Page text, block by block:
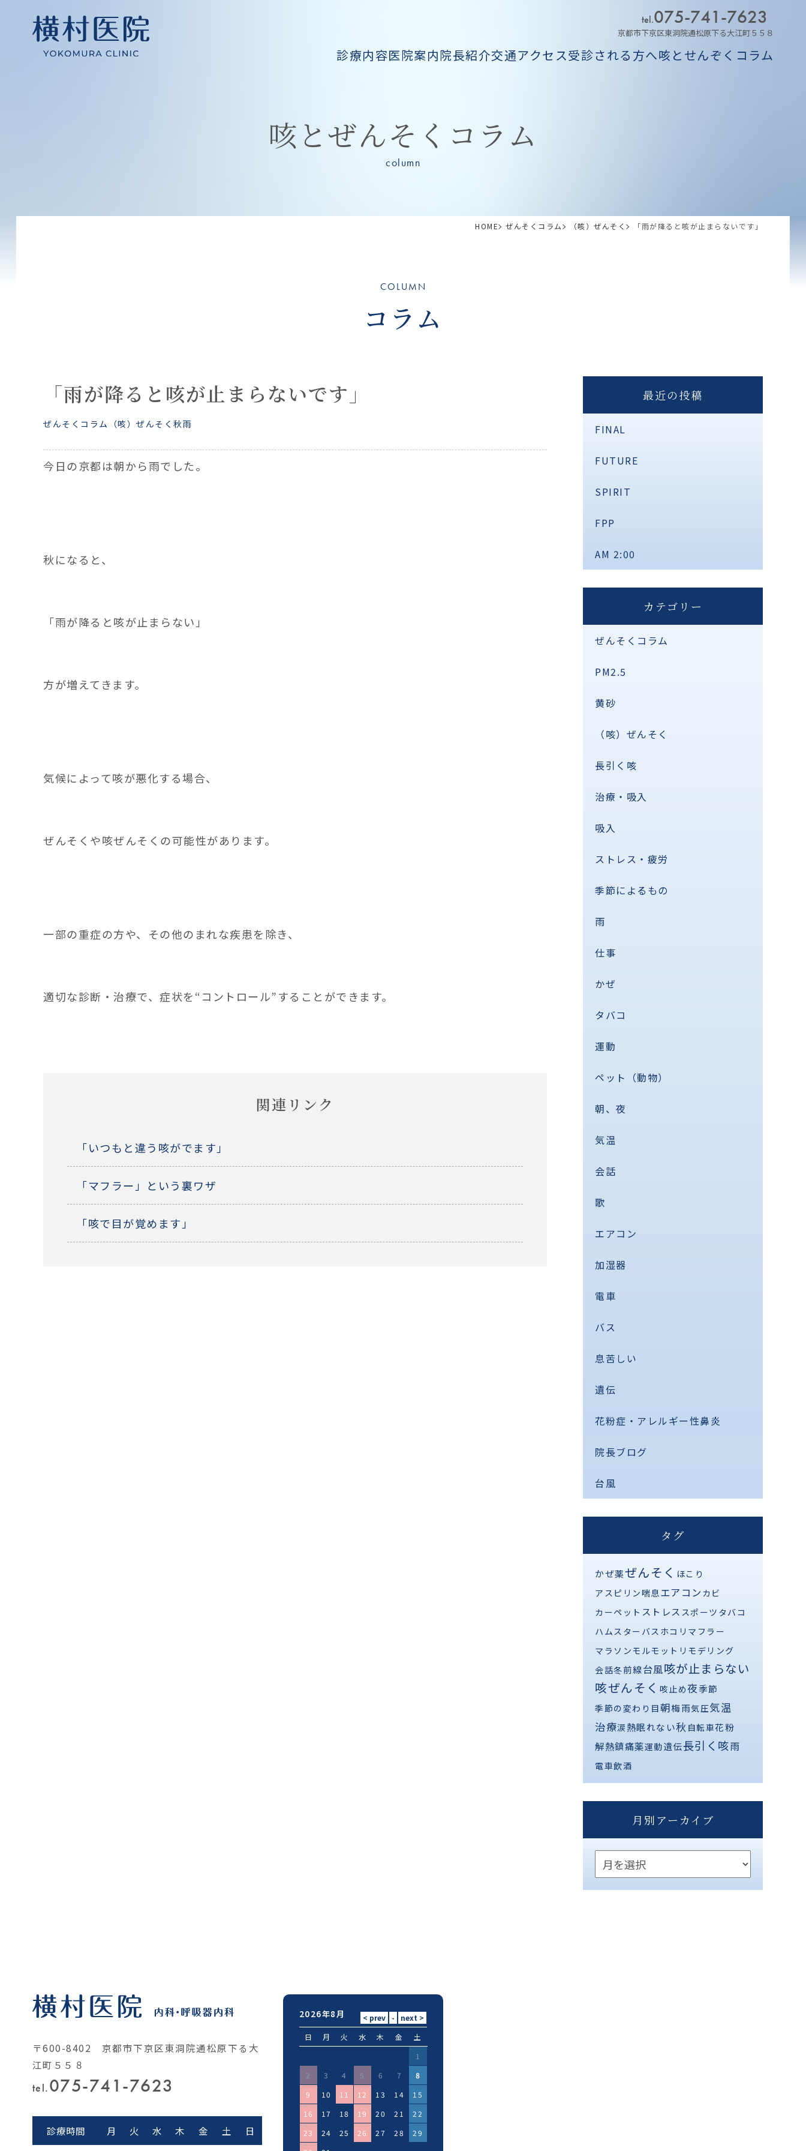
tel.075-741-7623
京都市下京区東洞院通松原下る大江町５５８
診療内容医院案内院長紹介交通アクセス受診される方へ咳とせんぞくコラム
咳とぜんそくコラム
column
HOME ぜんそくコラム （咳）ぜんそく 「雨が降ると咳が止まらないです」
COLUMN
コラム
「雨が降ると咳が止まらないです」
ぜんそくコラム （咳）ぜんそく 秋雨
今日の京都は朝から雨でした。
秋になると、
「雨が降ると咳が止まらない」
方が増えてきます。
気候によって咳が悪化する場合、
ぜんそくや咳ぜんそくの可能性があります。
一部の重症の方や、その他のまれな疾患を除き、
適切な診断・治療で、症状を“コントロール”することができます。
関連リンク
「いつもと違う咳がでます」
「マフラー」という裏ワザ
「咳で目が覚めます」
最近の投稿
FINAL
FUTURE
SPIRIT
FPP
AM 2:00
カテゴリー
ぜんそくコラム
PM2.5
黄砂
（咳）ぜんそく
長引く咳
治療・吸入
吸入
ストレス・疲労
季節によるもの
雨
仕事
かぜ
タバコ
運動
ペット（動物）
朝、夜
気温
会話
歌
エアコン
加湿器
電車
バス
息苦しい
遺伝
花粉症・アレルギー性鼻炎
院長ブログ
台風
タグ
かぜ薬ぜんそく ほこり
アスピリン喘息エアコン カビ
カーペット ストレス スポーツ タバコ
ハムスター バス ホコリ マフラー
マラソンモルモット リモデリング
会話冬前線台風咳が止まらない
咳ぜんそく 咳止め夜季節
季節の変わり目朝梅雨気圧気温
治療涙 熱眠れない秋 自転車花粉
解熱鎮痛薬運動遺伝長引く咳雨
電車飲酒
月別アーカイブ
〒600-8402 京都市下京区東洞院通松原下る大
江町５５８
tel.075-741-7623
診療時間 月 火 水 木 金 土 日
2026年8月
日 月 火 水 木 金
土
1
2
3 4 5 6 7
8
9
10 11 12 13 14
15
16
17 18 19 20 21
22
23
24 25 26 27 28
29